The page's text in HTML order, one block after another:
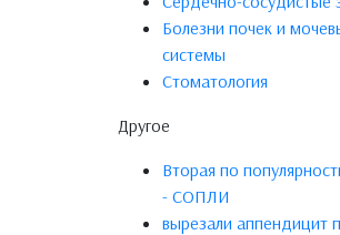
Болезни почек и
системы
Стоматология
Другое
Вторая по
- СОПЛИ
вырезали аппендицит